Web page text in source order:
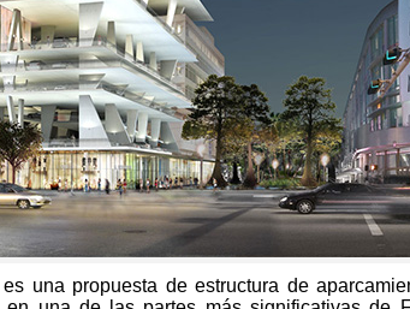
una propuesta de estructura de